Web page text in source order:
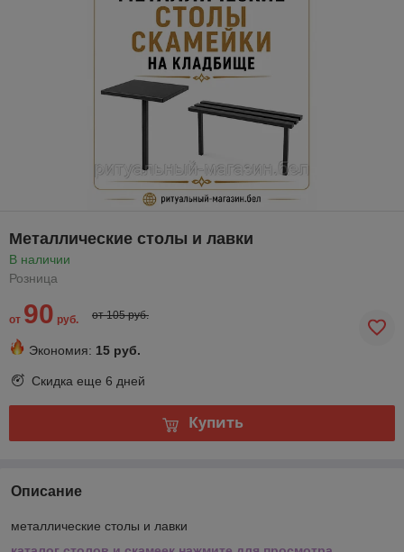
Металлические столы и лавки
В наличии
Розница
от 90 руб. от 105 руб.
Экономия: 15 руб.
Скидка еще 6 дней
Купить
Описание
металлические столы и лавки